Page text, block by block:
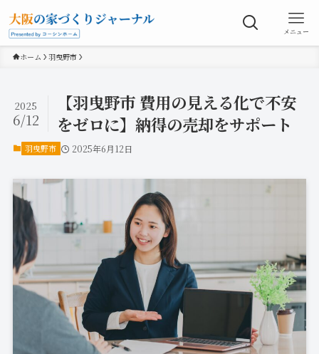
メニュー
ホーム 羽曳野市
【羽曳野市 費用の見える化で不安
をゼロに】納得の売却をサポート
2025
6/12
羽曳野市 2025年6月12日